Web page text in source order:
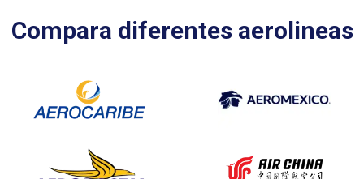
Compara diferentes aerolineas